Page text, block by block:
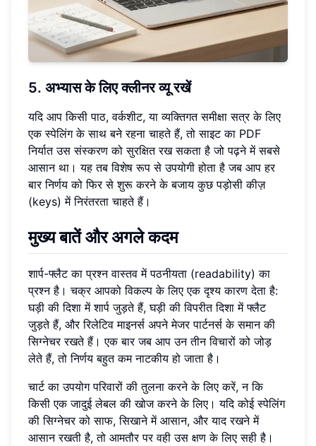
5. अभ्यास के लिए क्लीनर व्यू रखें
यदि आप किसी पाठ, वर्कशीट, या व्यक्तिगत समीक्षा सत्र के लिए
एक स्पेलिंग के साथ बने रहना चाहते हैं, तो साइट का PDF
निर्यात उस संस्करण को सुरक्षित रख सकता है जो पढ़ने में सबसे
आसान था। यह तब विशेष रूप से उपयोगी होता है जब आप हर
बार निर्णय को फिर से शुरू करने के बजाय कुछ पड़ोसी कीज़
(keys) में निरंतरता चाहते हैं।
मुख्य बातें और अगले कदम
शार्प-फ्लैट का प्रश्न वास्तव में पठनीयता (readability) का
प्रश्न है। चक्र आपको विकल्प के लिए एक दृश्य कारण देता है:
घड़ी की दिशा में शार्प जुड़ते हैं, घड़ी की विपरीत दिशा में फ्लैट
जुड़ते हैं, और रिलेटिव माइनर्स अपने मेजर पार्टनर्स के समान की
सिग्नेचर रखते हैं। एक बार जब आप उन तीन विचारों को जोड़
लेते हैं, तो निर्णय बहुत कम नाटकीय हो जाता है।
चार्ट का उपयोग परिवारों की तुलना करने के लिए करें, न कि
किसी एक जादुई लेबल की खोज करने के लिए। यदि कोई स्पेलिंग
की सिग्नेचर को साफ, सिखाने में आसान, और याद रखने में
आसान रखती है, तो आमतौर पर वही उस क्षण के लिए सही है।